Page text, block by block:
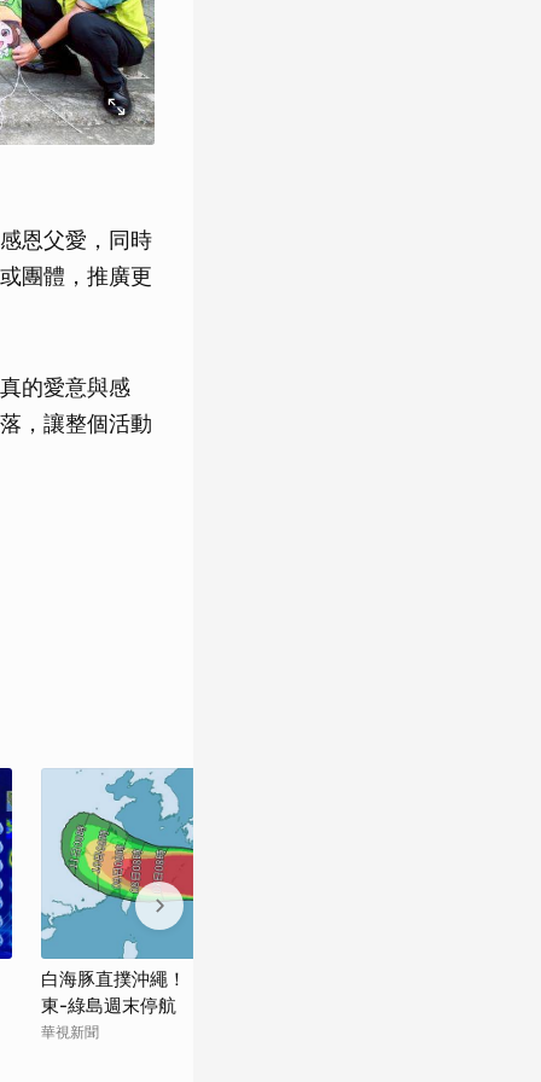
恩父愛，同時
團體，推廣更
的愛意與感
，讓整個活動
白海豚直撲沖繩！ 龜山島封島4天 台
東-綠島週末停航
華視新聞